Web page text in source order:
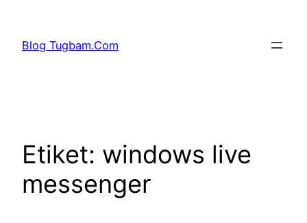
Blog Tugbam.Com
Etiket: windows live
messenger